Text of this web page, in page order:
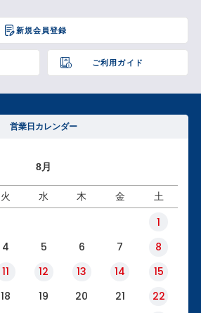
新規会員登録
ご利用ガイド
ジト
へ
営業日カレンダー
8月
火 水 木 金 土
1
4 5 6 7
8
11 12 13 14
15
18 19 20 21
22